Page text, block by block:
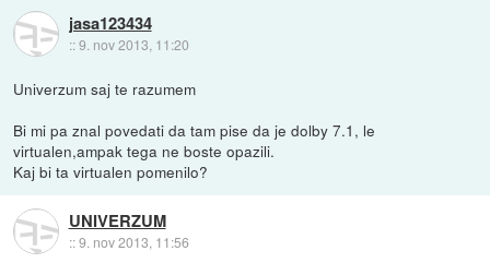
jasa123434
::9. nov 2013, 11:20
Univerzum saj te razumem
Bi mi pa znal povedati da tam pise da je dolby 7.1, le
virtualen,ampak tega ne boste opazili.
Kaj bi ta virtualen pomenilo?
UNIVERZUM
::9. nov 2013, 11:56